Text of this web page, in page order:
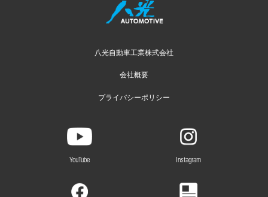
八光自動車工業株式会社
会社概要
プライバシーポリシー
YouTube Instagram